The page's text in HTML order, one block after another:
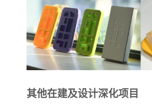
其他在建及设计深化项目